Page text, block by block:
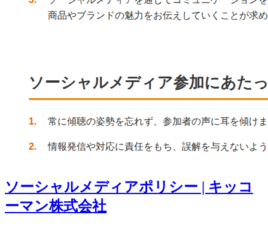
ソーシャルメディアポリシー | キッコ
ーマン株式会社